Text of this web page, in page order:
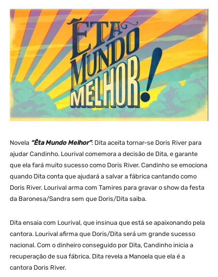
Novela “Êta Mundo Melhor”: Dita aceita tornar-se Doris River para
ajudar Candinho. Lourival comemora a decisão de Dita, e garante
que ela fará muito sucesso como Doris River. Candinho se emociona
quando Dita conta que ajudará a salvar a fábrica cantando como
Doris River. Lourival arma com Tamires para gravar o show da festa
da Baronesa/Sandra sem que Doris/Dita saiba.
Dita ensaia com Lourival, que insinua que está se apaixonando pela
cantora. Lourival afirma que Doris/Dita será um grande sucesso
nacional. Com o dinheiro conseguido por Dita, Candinho inicia a
recuperação de sua fábrica. Dita revela a Manoela que ela é a
cantora Doris River.